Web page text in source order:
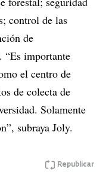
control de las
de
“Es importante
el centro de
de colecta de
Solamente
subraya Joly.
Republicar